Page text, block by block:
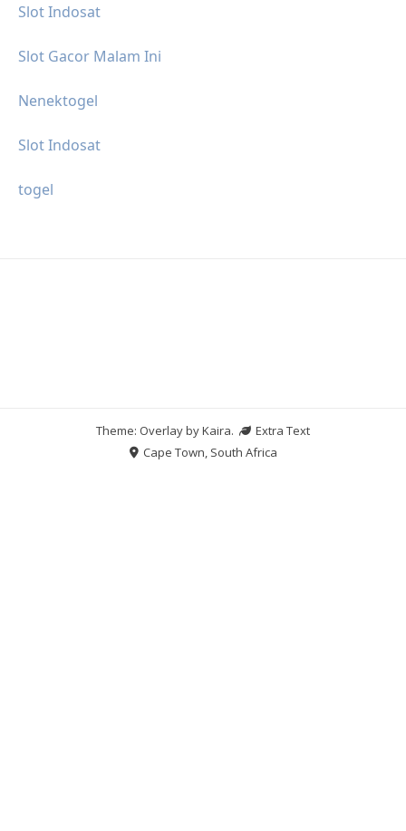
Slot Indosat
Slot Gacor Malam Ini
Nenektogel
Slot Indosat
togel
Theme: Overlay byKaira.
Extra Text
Cape Town, South Africa